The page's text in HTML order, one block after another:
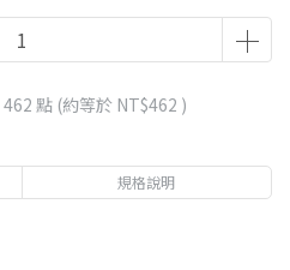
462 點 (約等於 NT$462 )
規格說明